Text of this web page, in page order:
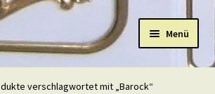
Menü
verschlagwortet mit „Barock“